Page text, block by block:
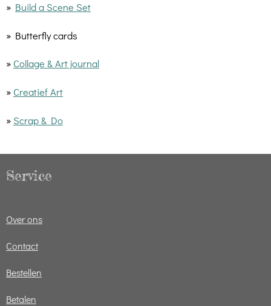
» Build a Scene Set
» Butterfly cards
» Collage & Art journal
» Creatief Art
» Scrap & Do
Service
Over ons
Contact
Bestellen
Betalen